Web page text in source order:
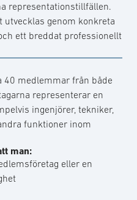
representationstillfällen.
utvecklas genom konkreta
ett breddat professionellt
40 medlemmar från både
representerar en
ingenjörer, tekniker,
funktioner inom
man:
eller en